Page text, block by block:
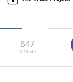
847
visitas